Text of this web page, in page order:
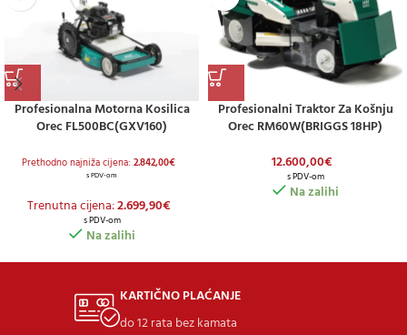
Profesionalna Motorna Kosilica
Orec FL500BC(GXV160)
Prethodno najniža cijena: 2.842,00€
s PDV-om
Trenutna cijena:2.699,90€
s PDV-om
Na zalihi
Profesionalni Traktor Za Košnju
Orec RM60W(BRIGGS 18HP)
12.600,00€
s PDV-om
Na zalihi
KARTIČNO PLAĆANJE
do 12 rata bez kamata